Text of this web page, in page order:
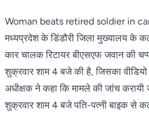
Woman beats retired soldier in
मध्यप्रदेश के डिंडौरी जिला मुख्यालय के
कार चालक रिटायर बीएसएफ जवान की
शुक्रवार शाम 4 बजे की है, जिसका
अधीक्षक ने कहा कि मामले की जांच करायी
शुक्रवार शाम 4 बजे पति-पत्नी बाइक से